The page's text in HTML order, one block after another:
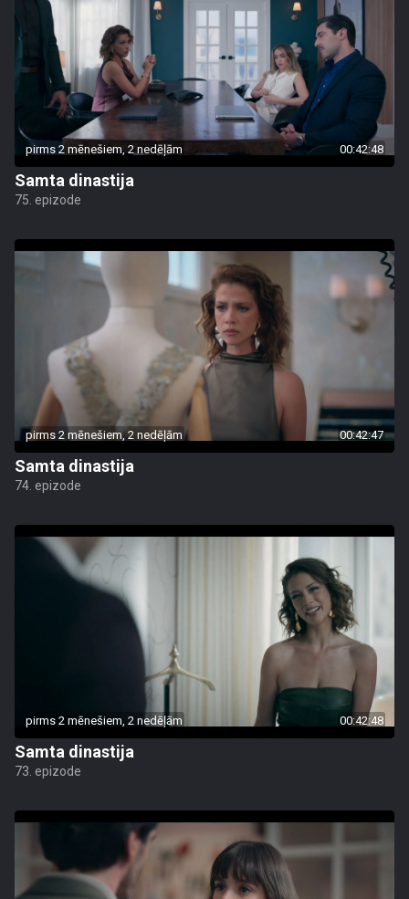
pirms 2 mēnešiem, 2 nedēļām 00:42:48
Samta dinastija
75. epizode
pirms 2 mēnešiem, 2 nedēļām 00:42:47
Samta dinastija
74. epizode
pirms 2 mēnešiem, 2 nedēļām 00:42:48
Samta dinastija
73. epizode